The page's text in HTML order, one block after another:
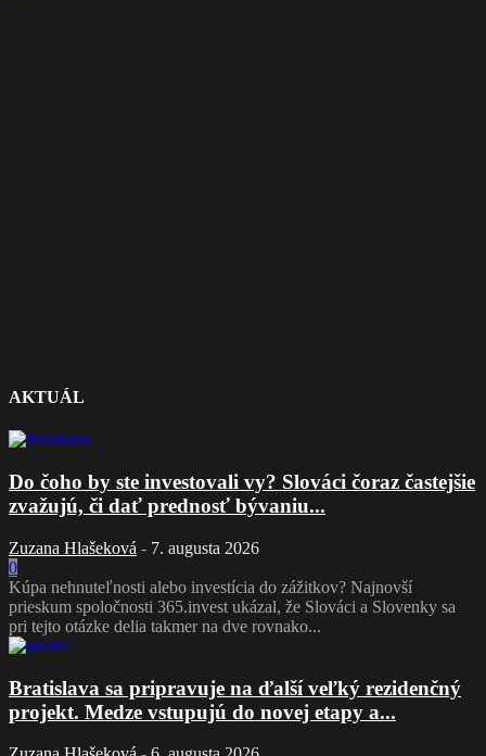
AKTUÁL
Do čoho by ste investovali vy? Slováci čoraz častejšie
zvažujú, či dať prednosť bývaniu...
Zuzana Hlašeková - 7. augusta 2026
0
Kúpa nehnuteľnosti alebo investícia do zážitkov? Najnovší
prieskum spoločnosti 365.invest ukázal, že Slováci a Slovenky sa
pri tejto otázke delia takmer na dve rovnako...
Bratislava sa pripravuje na ďalší veľký rezidenčný
projekt. Medze vstupujú do novej etapy a...